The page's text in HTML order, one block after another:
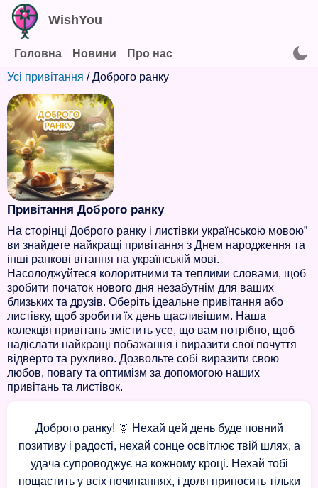
WishYou
Головна Новини
Про нас
Усі привітання / Доброго ранку
Привітання Доброго ранку
На сторінці Доброго ранку і листівки українською мовою”
ви знайдете найкращі привітання з Днем народження та
інші ранкові вітання на українській мові.
Насолоджуйтеся колоритними та теплими словами, щоб
зробити початок нового дня незабутнім для ваших
близьких та друзів. Оберіть ідеальне привітання або
листівку, щоб зробити їх день щасливішим. Наша
колекція привітань змістить усе, що вам потрібно, щоб
надіслати найкращі побажання і виразити свої почуття
відверто та рухливо. Дозвольте собі виразити свою
любов, повагу та оптимізм за допомогою наших
привітань та листівок.
Доброго ранку! 🌞 Нехай цей день буде повний
позитиву і радості, нехай сонце освітлює твій шлях, а
удача супроводжує на кожному кроці. Нехай тобі
пощастить у всіх починаннях, і доля приносить тільки